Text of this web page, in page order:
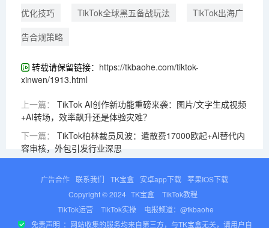
优化技巧
TikTok全球黑五备战玩法
TikTok出海广
告合规策略
转载请保留链接： https://tkbaohe.com/tiktok-
xinwen/1913.html
上一篇：
TikTok AI创作新功能重磅来袭：图片/文字生成视频
+AI转场，效率飙升还是体验灾难？
下一篇：
TikTok柏林裁员风波：遣散费17000欧起+AI替代内
容审核，外包引发行业深思
广告合作 联系我们 TK宝盒 安卓app下载 苹果IOS下载
Copyright © 2024 TK宝盒
TikTok教程
TikTok运营
TikTok实操
电报频道：@tkbaohe
免责声明 ：网站收集的服务均来自第三方，与TK宝盒无关，请用户自